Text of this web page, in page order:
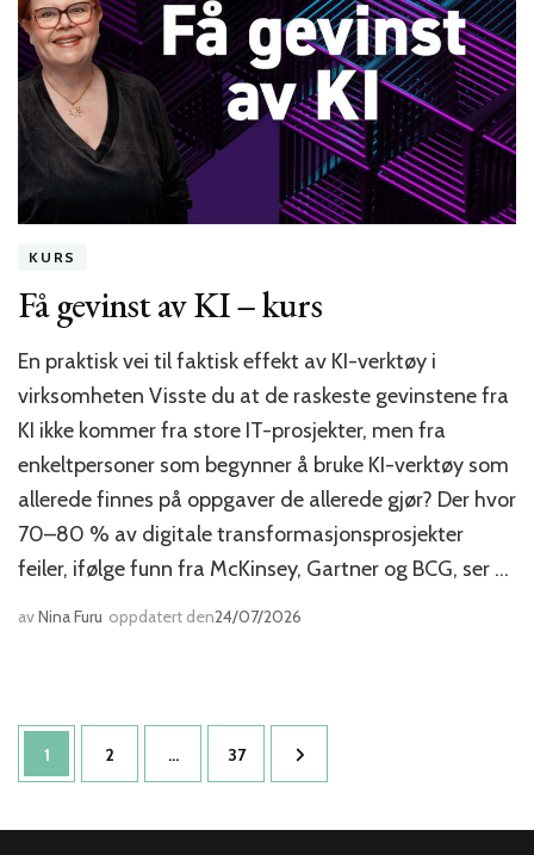
KURS
Få gevinst av KI – kurs
En praktisk vei til faktisk effekt av KI-verktøy i
virksomheten Visste du at de raskeste gevinstene fra
KI ikke kommer fra store IT-prosjekter, men fra
enkeltpersoner som begynner å bruke KI-verktøy som
allerede finnes på oppgaver de allerede gjør? Der hvor
70–80 % av digitale transformasjonsprosjekter
feiler, ifølge funn fra McKinsey, Gartner og BCG, ser …
avNina Furu oppdatert den24/07/2026
Sidepaginering
Side
1 Side
2 … Side
37